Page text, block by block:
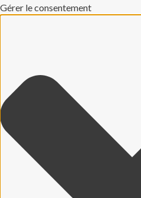
Gérer le consentement